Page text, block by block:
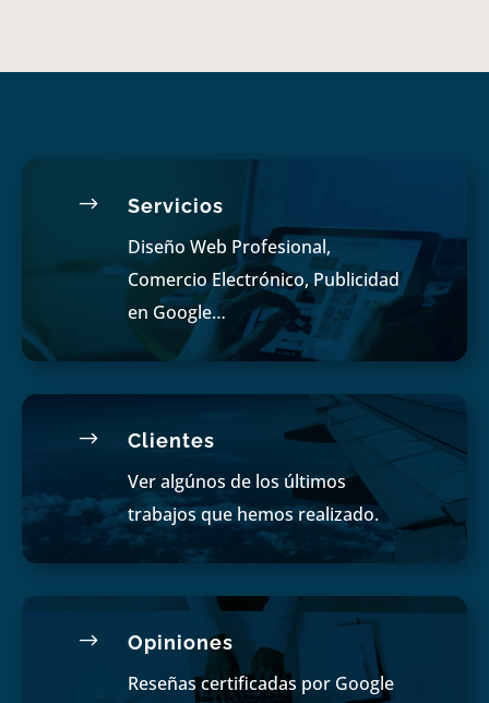
$ Servicios
Diseño Web Profesional,
Comercio Electrónico, Publicidad
en Google…
$ Clientes
Ver algúnos de los últimos
trabajos que hemos realizado.
$ Opiniones
Reseñas certificadas por Google